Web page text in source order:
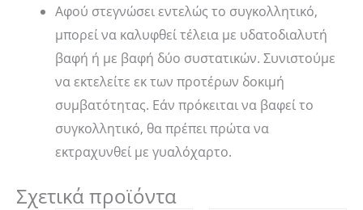
Αφού στεγνώσει εντελώς το συγκολλητικό,
μπορεί να καλυφθεί τέλεια με υδατοδιαλυτή
βαφή ή με βαφή δύο συστατικών. Συνιστούμε
να εκτελείτε εκ των προτέρων δοκιμή
συμβατότητας. Εάν πρόκειται να βαφεί το
συγκολλητικό, θα πρέπει πρώτα να
εκτραχυνθεί με γυαλόχαρτο.
Σχετικά προϊόντα